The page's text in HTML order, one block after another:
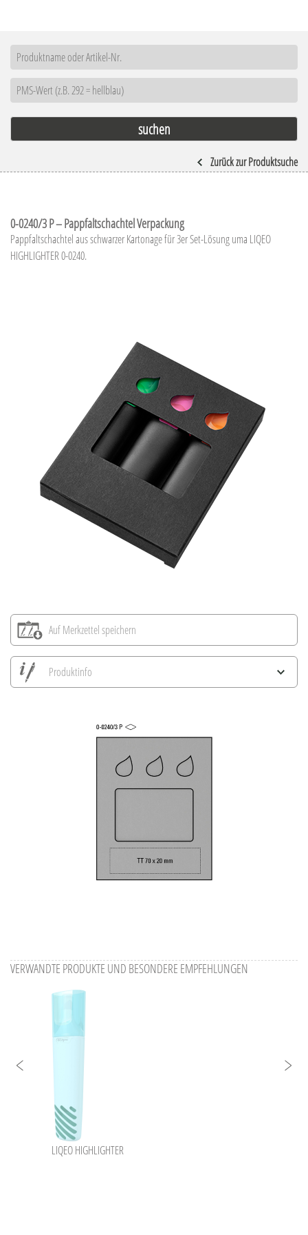
Zurück zur Produktsuche
0-0240/3 P – Pappfaltschachtel Verpackung
Pappfaltschachtel aus schwarzer Kartonage für 3er Set-Lösung uma LIQEO
HIGHLIGHTER 0-0240.
Auf Merkzettel speichern
Produktinfo
Information Druckposition
VERWANDTE PRODUKTE UND BESONDERE EMPFEHLUNGEN
LIQEO HIGHLIGHTER